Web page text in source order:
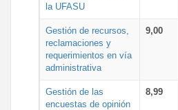
la UFASU
Gestión de recursos,
reclamaciones y
requerimientos en vía
administrativa
9,00
Gestión de las
encuestas de opinión
8,99